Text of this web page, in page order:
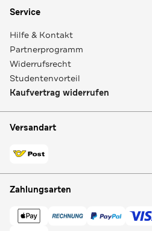
Service
Hilfe & Kontakt
Partnerprogramm
Widerrufsrecht
Studentenvorteil
Kaufvertrag widerrufen
Versandart
Zahlungsarten